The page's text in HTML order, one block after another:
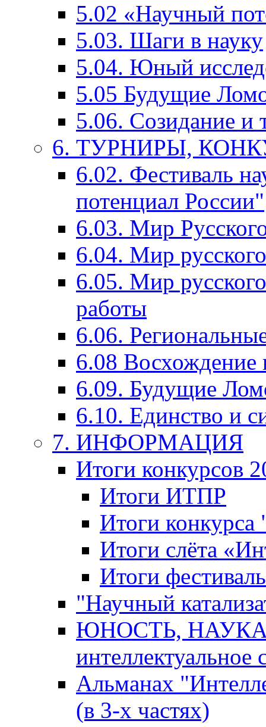
5.02 «Научный
5.03. Шаги в науку
5.04. Юный
5.05 Будущие
5.06. Созидание и
6. ТУРНИРЫ,
6.02. Фестиваль
потенциал России"
6.03. Мир
6.04. Мир
6.05. Мир
работы
6.06.
6.08 Восхождение
6.09. Будущие
6.10. Единство и
7. ИНФОРМАЦИЯ
Итоги конкурсов
Итоги ИТПР
Итоги
Итоги слёта
Итоги
"Научный
ЮНОСТЬ,
интеллектуальное
Альманах
(в 3-х частях)